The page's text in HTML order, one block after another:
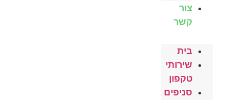
צור
קשר
בית
שירותי
טקפון
סניפים